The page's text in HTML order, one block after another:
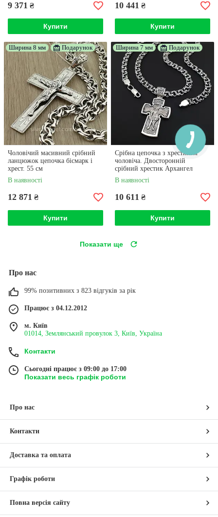
9 371 ₴
Купити
10 441 ₴
Купити
Ширина 8 мм Подарунок
Чоловічий масивний срібний
ланцюжок цепочка бісмарк і
хрест. 55 см
В наявності
12 871 ₴
Купити
Ширина 7 мм Подарунок
Срібна цепочка з хрестиком
чоловіча. Двосторонній
срібний хрестик Архангел
Михайло та ланцюжок бісмарк
В наявності
10 611 ₴
Купити
Показати ще
Про нас
99% позитивних з 823 відгуків за рік
Працює з 04.12.2012
м. Київ
01014, Землянський провулок 3, Київ, Україна
Контакти
Сьогодні працює з 09:00 до 17:00
Показати весь графік роботи
Про нас
Контакти
Доставка та оплата
Графік роботи
Повна версія сайту